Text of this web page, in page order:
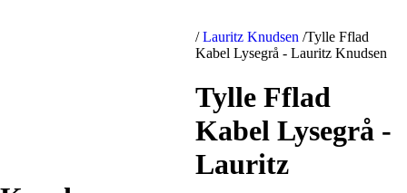
/ Lauritz Knudsen /Tylle Fflad
Kabel Lysegrå - Lauritz Knudsen
Tylle Fflad
Kabel Lysegrå -
Lauritz